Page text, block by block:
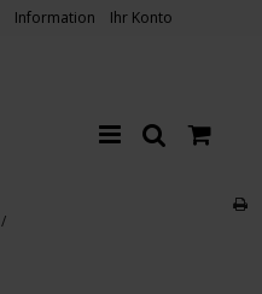
Information Ihr Konto
/